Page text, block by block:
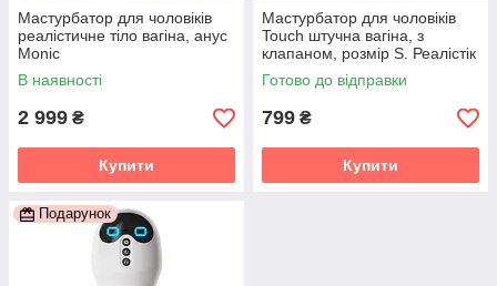
Мастурбатор для чоловіків
реалістичне тіло вагіна, анус
Monic
В наявності
2 999 ₴
Купити
Мастурбатор для чоловіків
Touch штучна вагіна, з
клапаном, розмір S. Реалістік
Готово до відправки
799 ₴
Купити
Подарунок